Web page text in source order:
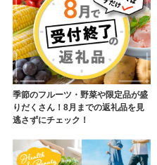
季節のフルーツ・野菜や限定品が盛
りだくさん！8月までの返礼品を見
逃さずにチェック！